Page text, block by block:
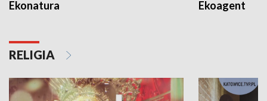
Ekonatura Ekoagent
RELIGIA